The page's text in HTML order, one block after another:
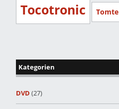
Tocotronic Tomte
Kategorien
DVD (27)